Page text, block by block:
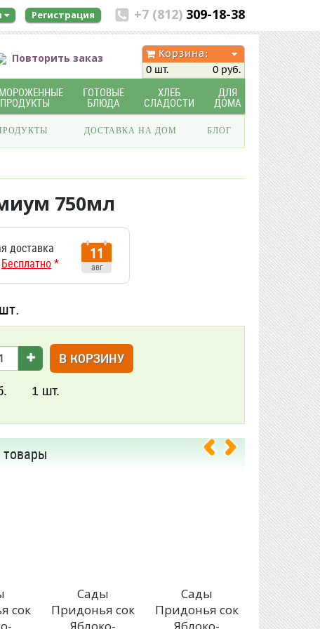
+7 (812) 309-18-38
Регистрация
Повторить заказ
Корзина:
0 шт.
0 руб.
ПРОДУКТЫ
ГОТОВЫЕ
БЛЮДА
ХЛЕБ
СЛАДОСТИ
ДЛЯ
ДОМА
ДОСТАВКА НА ДОМ БЛОГ
750мл
доставка
Бесплатно*
11
авг
В КОРЗИНУ
1 шт.
сок
Сады
Придонья сок
Сады
Придонья сок
Сады
Придонья